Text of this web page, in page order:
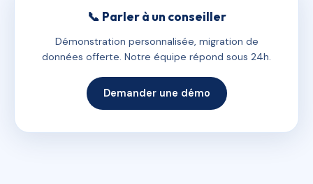
📞 Parler à un conseiller
Démonstration personnalisée, migration de
données offerte. Notre équipe répond sous 24h.
Demander une démo